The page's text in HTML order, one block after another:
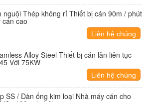
tôi
nguội Thép không rỉ Thiết bị cán 90m / phút
cán cao
Liên hệ chúng
tôi
Alloy Steel Thiết bị cán lăn liên tục
Với 75KW
Liên hệ chúng
tôi
SS / Dàn ống kim loại Nhà máy cán cho